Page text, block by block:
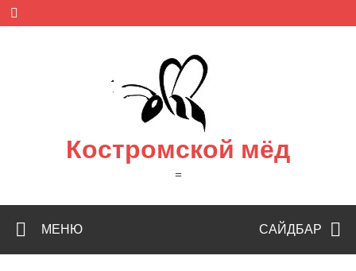
Skip
content
Костромской мёд
=
САЙДБАР
МЕНЮ